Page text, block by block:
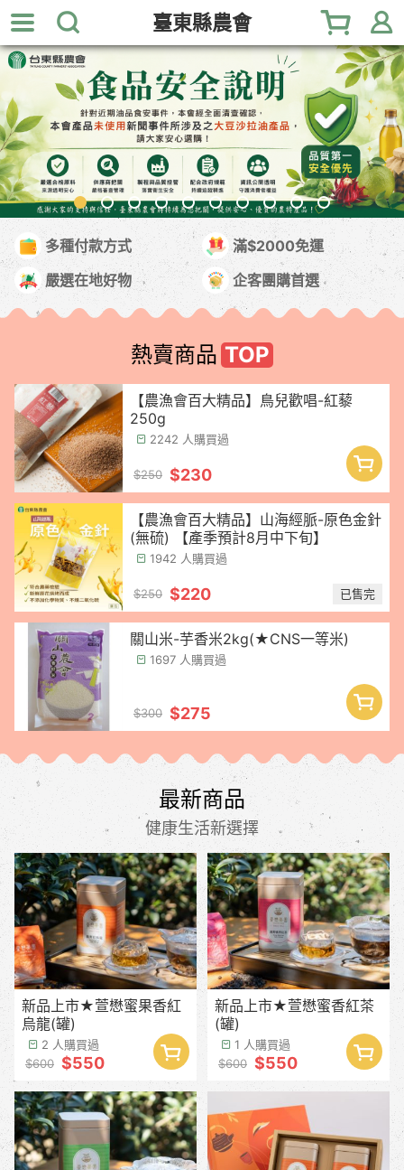
跳
到
主
內
容
區
塊
臺東縣農會
多種付款方式
滿$2000免運
嚴選在地好物
企客團購首選
熱賣商品
【農漁會百大精品】鳥兒歡唱-紅藜
250g
2242 人購買過
$250 $230
【農漁會百大精品】山海經脈-原色金針
(無硫) 【產季預計8月中下旬】
1942 人購買過
$250 $220 已售完
關山米-芋香米2kg(★CNS一等米)
1697 人購買過
$300 $275
最新商品
健康生活新選擇
新品上市★萱懋蜜果香紅
烏龍(罐)
2 人購買過
$600 $550
新品上市★萱懋蜜香紅茶
(罐)
1 人購買過
$600 $550